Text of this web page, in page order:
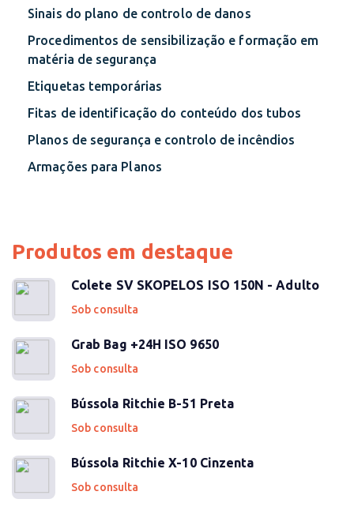
Sinais do plano de controlo de danos
Procedimentos de sensibilização e formação em
matéria de segurança
Etiquetas temporárias
Fitas de identificação do conteúdo dos tubos
Planos de segurança e controlo de incêndios
Armações para Planos
Produtos em destaque
Colete SV SKOPELOS ISO 150N - Adulto
Sob consulta
Grab Bag +24H ISO 9650
Sob consulta
Bússola Ritchie B-51 Preta
Sob consulta
Bússola Ritchie X-10 Cinzenta
Sob consulta